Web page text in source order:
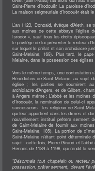
DÉMARCHES
NOUVEAUX ARRIVANTS
DÉCLARATION
URBANISME-TAXE
ETAT CIVIL
CARTE D'IDENTITÉ -
CARTE GRISE-PERMIS
ATTESTATION
AUTORISATION DE
LISTE ÉLECTORALE
CERTIFICAT
PACS (PACTE CIVIL DE
PRATIQUE
ESPACE FRANCE
GESTION DES
L'ADMR
L'AGENCE POSTALE
LE MARCHÉ
POINT ACCUEIL EMPLOI
SALLE
TRANSPORTS
CULTURE
BIBLIOTHÈQUE
MAISON DU LIVRE ET
SPORT
BADMINTON
Saint-Pierre d’irodouër. La paroisse
La maison seigneuriale d’irodouër était
L’an 1123, Donoald, évêque d’Aleth,
aux moines de cette abbaye l’église
Isrodor », sauf tous les droits
le privilège de lui présenter le recteur
sur lequel le prélat et son archidiacre
Saint-Melaine, 169). Plus tard, le
Melaine, dans la possession des églises
Vers le même temps, une contestation
Bénédictins de Saint-Melaine, au sujet
église ; les parties se soumirent au
archidiacre d’Angers, et de Gilbert,
à Angers même : L’abbé et les moines
d’Irodouër, la nomination de celui-ci
successeurs ; les religieux de Saint-
qui leur appartient dans les dîmes et
nouvellement institué prêtera serment
de Saint-Melaine de fournir aux
Saint-Melaine, 185). La portion de
Saint-Melaine n’étant point
sujet ; cette fois, Pierre Giraud et
Rennes de 1184 à 1198, qui rendit la
"Désormais tout chapelain ou recteur
possession, prêter serment, devant